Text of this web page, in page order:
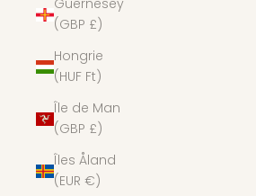
Guernesey
(GBP £)
Hongrie
(HUF Ft)
Île de Man
(GBP £)
Îles Åland
(EUR €)